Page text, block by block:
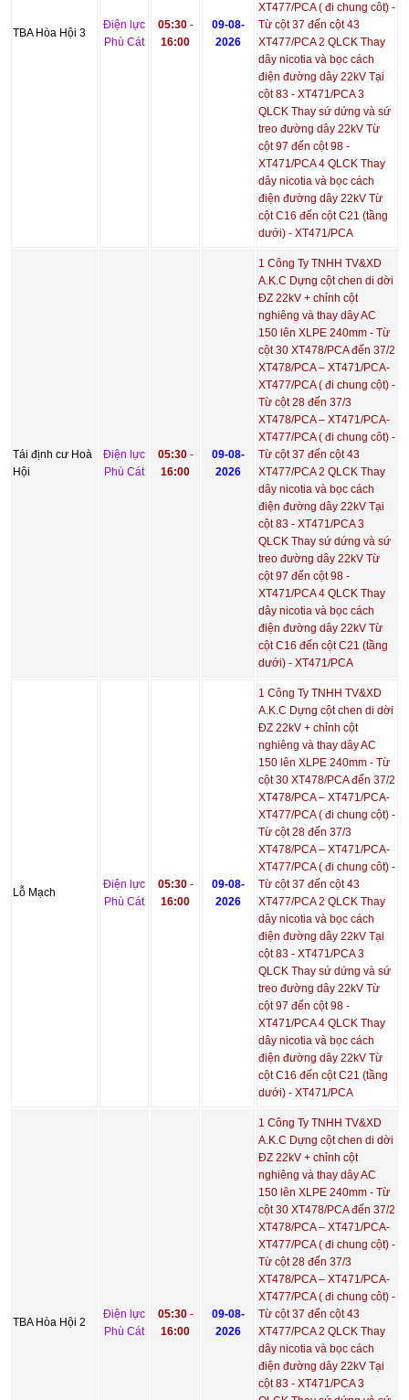
TBA Hòa Hội 3
Điện lực
Phù Cát
05:30-
16:00
09-08-
2026
XT477/PCA ( đi chung côt) -
Từ cột 37 đến cột 43
XT477/PCA 2 QLCK Thay
dây nicotia và bọc cách
điện đường dây 22kV Tại
cột 83 - XT471/PCA 3
QLCK Thay sứ dứng và sứ
treo đường dây 22kV Từ
cột 97 đến cột 98 -
XT471/PCA 4 QLCK Thay
dây nicotia và bọc cách
điện đường dây 22kV Từ
cột C16 đến cột C21 (tầng
dưới) - XT471/PCA
Tái định cư Hoà
Hội
Điện lực
Phù Cát
05:30-
16:00
09-08-
2026
1 Công Ty TNHH TV&XD
A.K.C Dựng cột chen di dời
ĐZ 22kV + chỉnh cột
nghiêng và thay dây AC
150 lên XLPE 240mm - Từ
cột 30 XT478/PCA đến 37/2
XT478/PCA – XT471/PCA-
XT477/PCA ( đi chung cột) -
Từ cột 28 đến 37/3
XT478/PCA – XT471/PCA-
XT477/PCA ( đi chung côt) -
Từ cột 37 đến cột 43
XT477/PCA 2 QLCK Thay
dây nicotia và bọc cách
điện đường dây 22kV Tại
cột 83 - XT471/PCA 3
QLCK Thay sứ dứng và sứ
treo đường dây 22kV Từ
cột 97 đến cột 98 -
XT471/PCA 4 QLCK Thay
dây nicotia và bọc cách
điện đường dây 22kV Từ
cột C16 đến cột C21 (tầng
dưới) - XT471/PCA
Lỗ Mạch
Điện lực
Phù Cát
05:30-
16:00
09-08-
2026
1 Công Ty TNHH TV&XD
A.K.C Dựng cột chen di dời
ĐZ 22kV + chỉnh cột
nghiêng và thay dây AC
150 lên XLPE 240mm - Từ
cột 30 XT478/PCA đến 37/2
XT478/PCA – XT471/PCA-
XT477/PCA ( đi chung cột) -
Từ cột 28 đến 37/3
XT478/PCA – XT471/PCA-
XT477/PCA ( đi chung côt) -
Từ cột 37 đến cột 43
XT477/PCA 2 QLCK Thay
dây nicotia và bọc cách
điện đường dây 22kV Tại
cột 83 - XT471/PCA 3
QLCK Thay sứ dứng và sứ
treo đường dây 22kV Từ
cột 97 đến cột 98 -
XT471/PCA 4 QLCK Thay
dây nicotia và bọc cách
điện đường dây 22kV Từ
cột C16 đến cột C21 (tầng
dưới) - XT471/PCA
TBA Hòa Hội 2
Điện lực
Phù Cát
05:30-
16:00
09-08-
2026
1 Công Ty TNHH TV&XD
A.K.C Dựng cột chen di dời
ĐZ 22kV + chỉnh cột
nghiêng và thay dây AC
150 lên XLPE 240mm - Từ
cột 30 XT478/PCA đến 37/2
XT478/PCA – XT471/PCA-
XT477/PCA ( đi chung cột) -
Từ cột 28 đến 37/3
XT478/PCA – XT471/PCA-
XT477/PCA ( đi chung côt) -
Từ cột 37 đến cột 43
XT477/PCA 2 QLCK Thay
dây nicotia và bọc cách
điện đường dây 22kV Tại
cột 83 - XT471/PCA 3